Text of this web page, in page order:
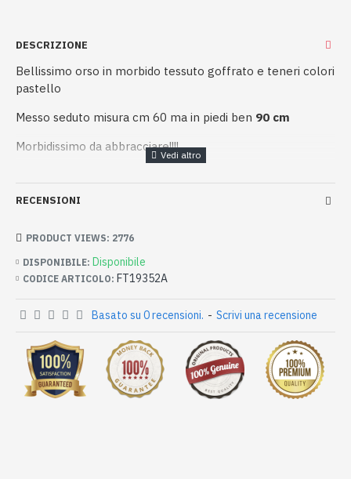
DESCRIZIONE
Bellissimo orso in morbido tessuto goffrato e teneri colori
pastello
Messo seduto misura cm 60 ma in piedi ben 90 cm
Morbidissimo da abbracciare!!!!
RECENSIONI
DISPONIBILE: Disponibile
CODICE ARTICOLO: FT19352A
PRODUCT VIEWS: 2776
Basato su 0 recensioni. - Scrivi una recensione